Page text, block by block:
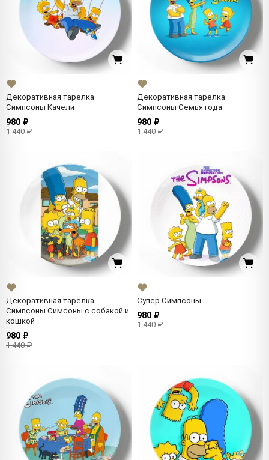
Декоративная тарелка
Симпсоны Качели
980 ₽
1 440 ₽
Декоративная тарелка
Симпсоны Семья года
980 ₽
1 440 ₽
Декоративная тарелка
Симпсоны Симсоны с собакой и
кошкой
980 ₽
1 440 ₽
Супер Симпсоны
980 ₽
1 440 ₽